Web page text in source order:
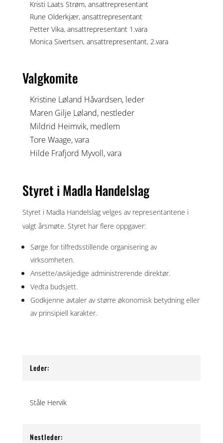
Kristi Laats Strøm, ansattrepresentant
Rune Olderkjær, ansattrepresentant
Petter Vika, ansattrepresentant 1.vara
Monica Sivertsen, ansattrepresentant, 2.vara
Valgkomite
Kristine Løland Håvardsen, leder
Maren Gilje Løland, nestleder
Mildrid Heimvik, medlem
Tore Waage, vara
Hilde Frafjord Myvoll, vara
Styret i Madla Handelslag
Styret i Madla Handelslag velges av representantene i
valgt årsmøte. Styret har flere oppgaver:
Sørge for tilfredsstillende organisering av
virksomheten.
Ansette/avskjedige administrerende direktør.
Vedta budsjett.
Godkjenne avtaler av større økonomisk betydning eller
av prinsipiell karakter.
Leder:
Ståle Hervik
Nestleder: